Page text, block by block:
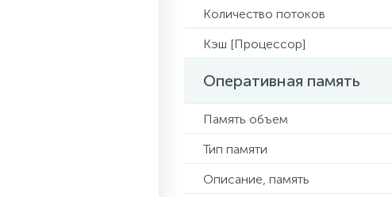
Количество потоков
Кэш [Процессор]
Оперативная память
Память объем
Тип памяти
Описание, память